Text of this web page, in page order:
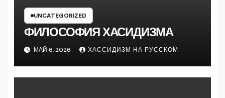
UNCATEGORIZED
ФИЛОСОФИЯ ХАСИДИЗМА
МАЙ 6, 2026 ХАССИДИЗМ НА РУССКОМ